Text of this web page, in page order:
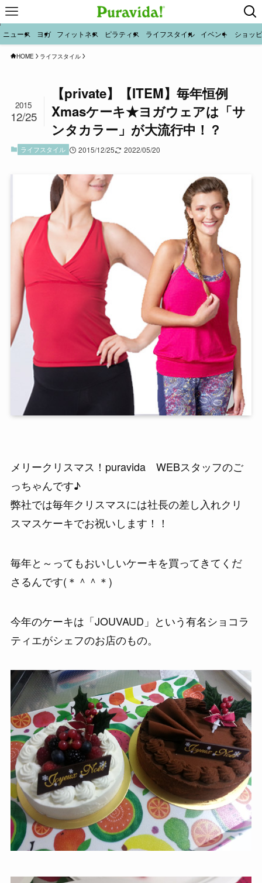
ニュース ヨガ フィットネス ピラティス ライフスタイル イベント ショッ
HOME ライフスタイル
【private】【ITEM】毎年恒例
Xmasケーキ★ヨガウェアは「サ
ンタカラー」が大流行中！？
2015
12/25
ライフスタイル 2015/12/25 2022/05/20
メリークリスマス！puravida WEBスタッフのご
っちゃんです♪
弊社では毎年クリスマスには社長の差し入れクリ
スマスケーキでお祝いします！！
毎年と～ってもおいしいケーキを買ってきてくだ
さるんです(＊＾＾＊)
今年のケーキは「JOUVAUD」という有名ショコラ
ティエがシェフのお店のもの。